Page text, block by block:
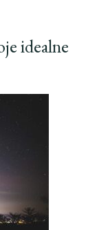
idealne